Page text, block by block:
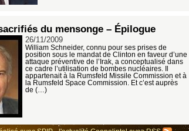
du mensonge – Épilogue
26/11/2009
William Schneider, connu pour ses prises de
position sous le mandat de Clinton en faveur d’une
attaque préventive de l’Irak, a conceptualisé dans
ce cadre l’utilisation de bombes nucléaires. Il
appartenait à la Rumsfeld Missile Commission et à
la Rumsfeld Space Commission. Et c’est auprès
de (…)